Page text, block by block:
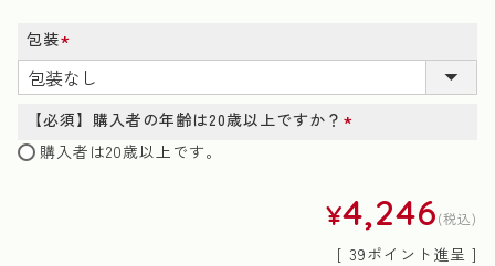
包装
(必
須)
【必須】購入者の年齢は20歳以上ですか？
購入者は20歳以上です。
¥4,246 税込
[ 39ポイント進呈 ]